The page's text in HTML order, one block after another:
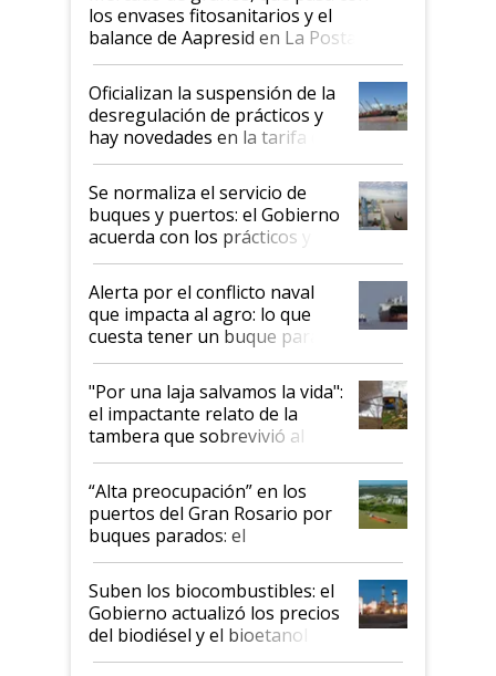
los envases fitosanitarios y el
balance de Aapresid en La Posta
Oficializan la suspensión de la
desregulación de prácticos y
hay novedades en la tarifa de
la hidrovía
Se normaliza el servicio de
buques y puertos: el Gobierno
acuerda con los prácticos y
suspende el decreto de
desregulación
Alerta por el conflicto naval
que impacta al agro: lo que
cuesta tener un buque parado
y el peligro de que Argentina
pase a ser "país sucio"
"Por una laja salvamos la vida":
el impactante relato de la
tambera que sobrevivió al
tornado
“Alta preocupación” en los
puertos del Gran Rosario por
buques parados: el
funcionamiento de las
exportadoras en tensión tras
la medida de fuerza de los
prácticos
Suben los biocombustibles: el
Gobierno actualizó los precios
del biodiésel y el bioetanol